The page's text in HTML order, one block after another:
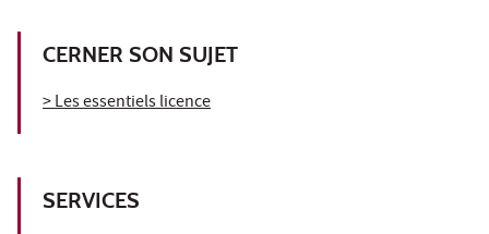
CERNER SON SUJET
> Les essentiels licence
SERVICES